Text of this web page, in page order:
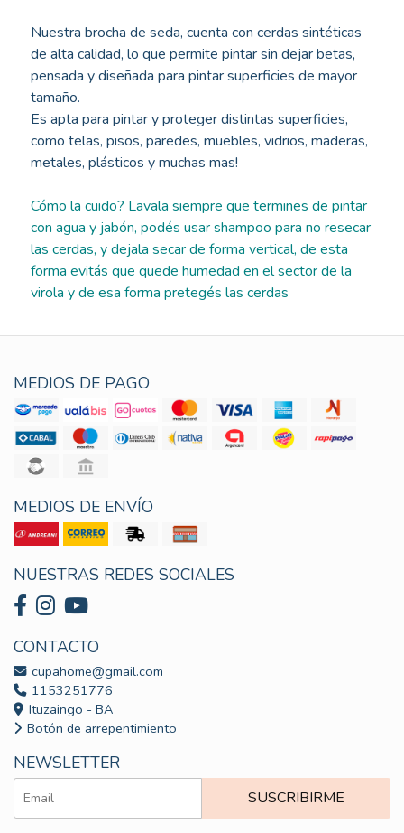
Nuestra brocha de seda, cuenta con cerdas sintéticas
de alta calidad, lo que permite pintar sin dejar betas,
pensada y diseñada para pintar superficies de mayor
tamaño.
Es apta para pintar y proteger distintas superficies,
como telas, pisos, paredes, muebles, vidrios, maderas,
metales, plásticos y muchas mas!
Cómo la cuido? Lavala siempre que termines de pintar
con agua y jabón, podés usar shampoo para no resecar
las cerdas, y dejala secar de forma vertical, de esta
forma evitás que quede humedad en el sector de la
virola y de esa forma pretegés las cerdas
MEDIOS DE PAGO
MEDIOS DE ENVÍO
NUESTRAS REDES SOCIALES
CONTACTO
cupahome@gmail.com
1153251776
Ituzaingo - BA
Botón de arrepentimiento
NEWSLETTER
SUSCRIBIRME